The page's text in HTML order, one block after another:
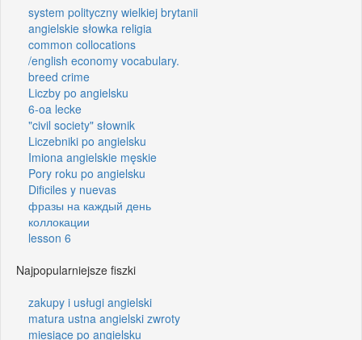
system polityczny wielkiej brytanii
angielskie słowka religia
common collocations
/english economy vocabulary.
breed crime
Liczby po angielsku
6-oa lecke
"civil society" słownik
Liczebniki po angielsku
Imiona angielskie męskie
Pory roku po angielsku
Dificiles y nuevas
фразы на каждый день
коллокации
lesson 6
Najpopularniejsze fiszki
zakupy i usługi angielski
matura ustna angielski zwroty
miesiące po angielsku